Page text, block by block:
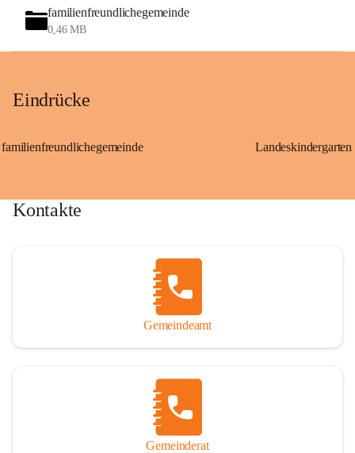
familienfreundlichegemeinde
0,46 MB
Eindrücke
familienfreundlichegemeinde
Kontakte
Gemeindeamt
Gemeinderat